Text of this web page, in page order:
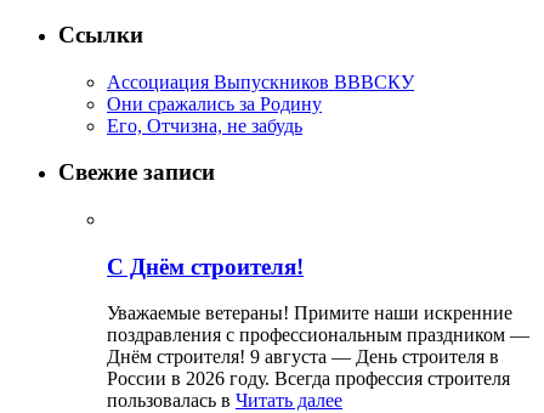
Ссылки
Ассоциация Выпускников ВВВСКУ
Они сражались за Родину
Его, Отчизна, не забудь
Свежие записи
С Днём строителя!
Уважаемые ветераны! Примите наши искренние
поздравления с профессиональным праздником —
Днём строителя! 9 августа — День строителя в
России в 2026 году. Всегда профессия строителя
пользовалась в Читать далее